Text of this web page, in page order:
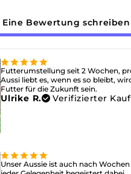
Eine Bewertung schreiben
Futterumstellung seit 2 Wochen,
Aussi liebt es, wenn es so bleibt,
Futter für die Zukunft sein.
Ulrike R. Verifizierter Kauf
Unser Aussie ist auch nach